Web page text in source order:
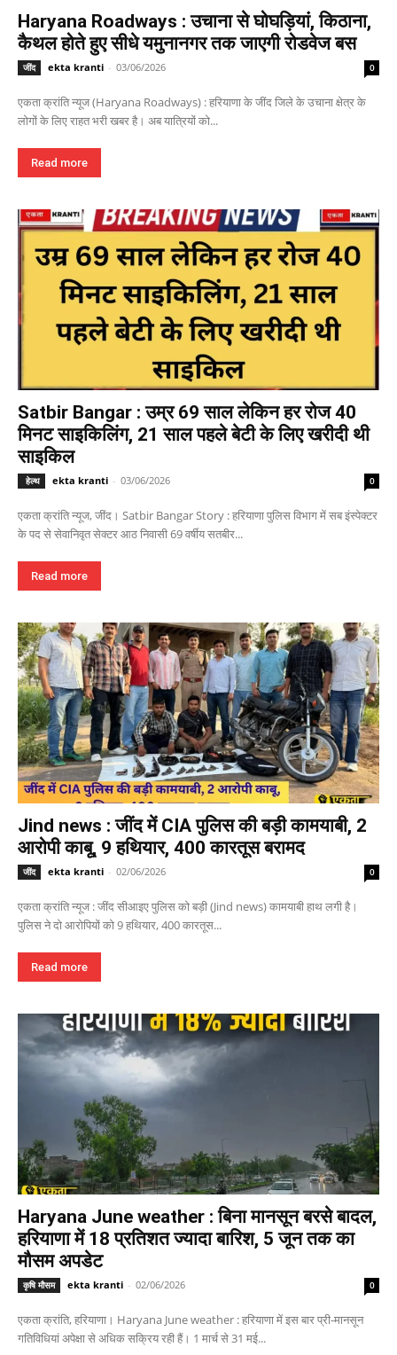
Haryana Roadways : उचाना से घोघड़ियां, किठाना,
कैथल होते हुए सीधे यमुनानगर तक जाएगी रोडवेज बस
जींद ekta kranti - 03/06/2026 0
एकता क्रांति न्यूज (Haryana Roadways) : हरियाणा के जींद जिले के उचाना क्षेत्र के
लोगों के लिए राहत भरी खबर है। अब यात्रियों को...
Read more
Satbir Bangar : उम्र 69 साल लेकिन हर रोज 40
मिनट साइकिलिंग, 21 साल पहले बेटी के लिए खरीदी थी
साइकिल
हेल्थ ekta kranti - 03/06/2026 0
एकता क्रांति न्यूज, जींद। Satbir Bangar Story : हरियाणा पुलिस विभाग में सब इंस्पेक्टर
के पद से सेवानिवृत सेक्टर आठ निवासी 69 वर्षीय सतबीर...
Read more
Jind news : जींद में CIA पुलिस की बड़ी कामयाबी, 2
आरोपी काबू, 9 हथियार, 400 कारतूस बरामद
जींद ekta kranti - 02/06/2026 0
एकता क्रांति न्यूज : जींद सीआइए पुलिस को बड़ी (Jind news) कामयाबी हाथ लगी है।
पुलिस ने दो आरोपियों को 9 हथियार, 400 कारतूस...
Read more
Haryana June weather : बिना मानसून बरसे बादल,
हरियाणा में 18 प्रतिशत ज्यादा बारिश, 5 जून तक का
मौसम अपडेट
कृषि मौसम ekta kranti - 02/06/2026 0
एकता क्रांति, हरियाणा। Haryana June weather : हरियाणा में इस बार प्री-मानसून
गतिविधियां अपेक्षा से अधिक सक्रिय रही हैं। 1 मार्च से 31 मई...